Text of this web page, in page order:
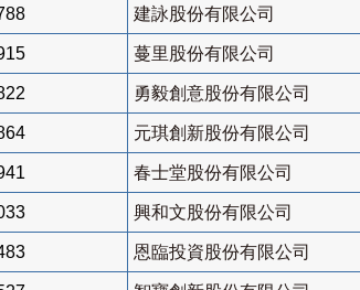
建詠股份有限公司
蔓里股份有限公司
勇毅創意股份有限公司
元琪創新股份有限公司
春士堂股份有限公司
興和文股份有限公司
恩臨投資股份有限公司